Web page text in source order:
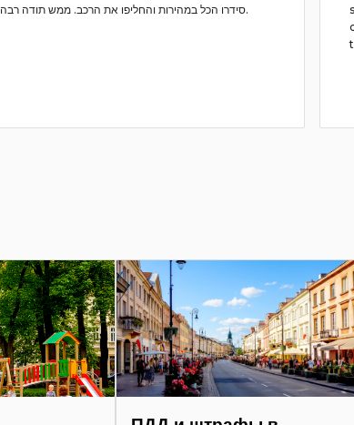
סידרו הכל במהירות והחליפו את הרכב. ממש תודה רבה.